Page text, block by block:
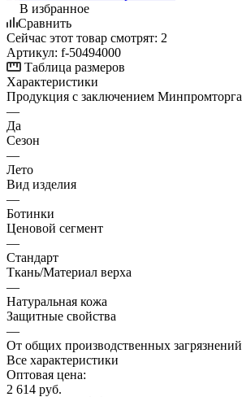
В избранное
Сравнить
Сейчас этот товар смотрят: 2
Артикул: f-50494000
Таблица размеров
Характеристики
Продукция с заключением Минпромторга
—
Да
Сезон
—
Лето
Вид изделия
—
Ботинки
Ценовой сегмент
—
Стандарт
Ткань/Материал верха
—
Натуральная кожа
Защитные свойства
—
От общих производственных загрязнений
Все характеристики
Оптовая цена:
2 614 руб.